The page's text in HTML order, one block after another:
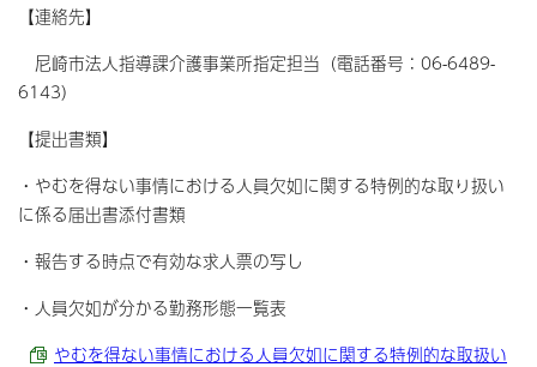
【連絡先】
尼崎市法人指導課介護事業所指定担当（電話番号：06-6489-
6143）
【提出書類】
・やむを得ない事情における人員欠如に関する特例的な取り扱い
に係る届出書添付書類
・報告する時点で有効な求人票の写し
・人員欠如が分かる勤務形態一覧表
やむを得ない事情における人員欠如に関する特例的な取扱い